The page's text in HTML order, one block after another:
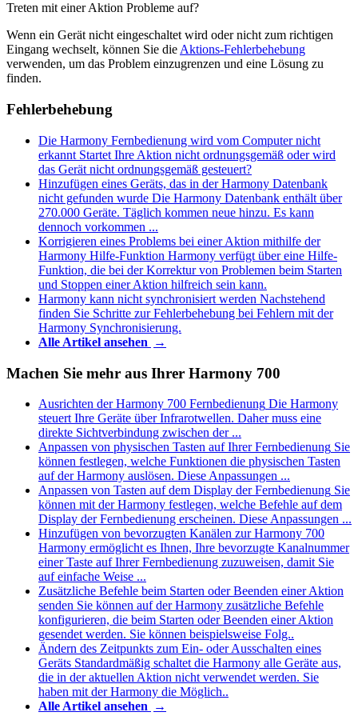
Treten mit einer Aktion Probleme auf?
Wenn ein Gerät nicht eingeschaltet wird oder nicht zum richtigen
Eingang wechselt, können Sie dieAktions-Fehlerbehebung
verwenden, um das Problem einzugrenzen und eine Lösung zu
finden.
Fehlerbehebung
Die Harmony Fernbedienung wird vom Computer nicht
erkannt Startet Ihre Aktion nicht ordnungsgemäß oder wird
das Gerät nicht ordnungsgemäß gesteuert?
Hinzufügen eines Geräts, das in der Harmony Datenbank
nicht gefunden wurde Die Harmony Datenbank enthält über
270.000 Geräte. Täglich kommen neue hinzu. Es kann
dennoch vorkommen ...
Korrigieren eines Problems bei einer Aktion mithilfe der
Harmony Hilfe-Funktion Harmony verfügt über eine Hilfe-
Funktion, die bei der Korrektur von Problemen beim Starten
und Stoppen einer Aktion hilfreich sein kann.
Harmony kann nicht synchronisiert werden Nachstehend
finden Sie Schritte zur Fehlerbehebung bei Fehlern mit der
Harmony Synchronisierung.
Alle Artikel ansehen
→
Machen Sie mehr aus Ihrer Harmony 700
Ausrichten der Harmony 700 Fernbedienung Die Harmony
steuert Ihre Geräte über Infrarotwellen. Daher muss eine
direkte Sichtverbindung zwischen der ...
Anpassen von physischen Tasten auf Ihrer Fernbedienung Sie
können festlegen, welche Funktionen die physischen Tasten
auf der Harmony auslösen. Diese Anpassungen ...
Anpassen von Tasten auf dem Display der Fernbedienung Sie
können mit der Harmony festlegen, welche Befehle auf dem
Display der Fernbedienung erscheinen. Diese Anpassungen ...
Hinzufügen von bevorzugten Kanälen zur Harmony 700
Harmony ermöglicht es Ihnen, Ihre bevorzugte Kanalnummer
einer Taste auf Ihrer Fernbedienung zuzuweisen, damit Sie
auf einfache Weise ...
Zusätzliche Befehle beim Starten oder Beenden einer Aktion
senden Sie können auf der Harmony zusätzliche Befehle
konfigurieren, die beim Starten oder Beenden einer Aktion
gesendet werden. Sie können beispielsweise Folg..
Ändern des Zeitpunkts zum Ein- oder Ausschalten eines
Geräts Standardmäßig schaltet die Harmony alle Geräte aus,
die in der aktuellen Aktion nicht verwendet werden. Sie
haben mit der Harmony die Möglich..
Alle Artikel ansehen
→